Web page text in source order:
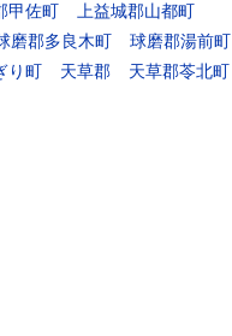
甲佐町
上益城郡山都町
磨郡多良木町
球磨郡湯前町
り町 天草郡
天草郡苓北町